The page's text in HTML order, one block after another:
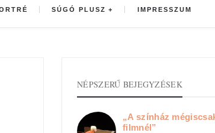
SÚGÓ PLUSZ IMPRESSZUM
NÉPSZERŰ BEJEGYZÉSEK
„A színház
filmnél”